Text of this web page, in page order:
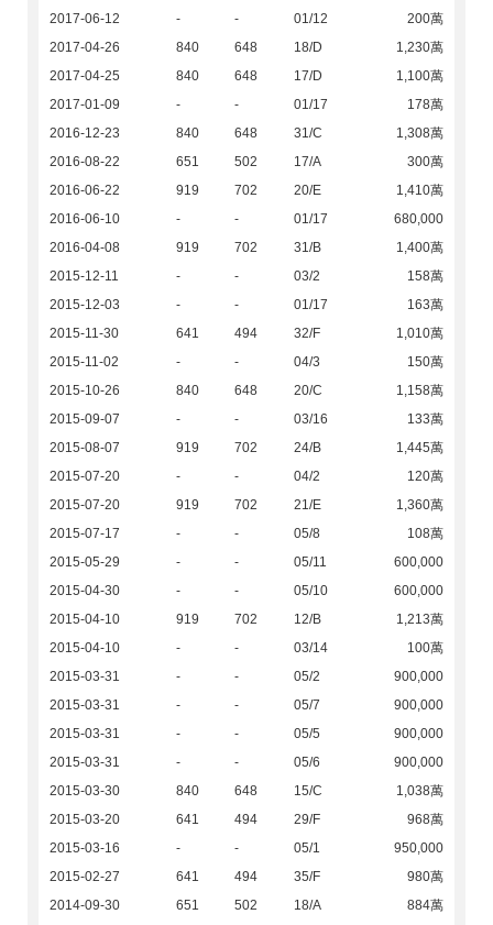
2017-06-12
- - 01/12
200萬
2017-04-26
840 648 18/D
1,230萬
2017-04-25
840 648 17/D
1,100萬
2017-01-09
- - 01/17
178萬
2016-12-23
840 648 31/C
1,308萬
2016-08-22
651 502 17/A
300萬
2016-06-22
919 702 20/E
1,410萬
2016-06-10
- - 01/17
680,000
2016-04-08
919 702 31/B
1,400萬
2015-12-11
- - 03/2
158萬
2015-12-03
- - 01/17
163萬
2015-11-30
641 494 32/F
1,010萬
2015-11-02
- - 04/3
150萬
2015-10-26
840 648 20/C
1,158萬
2015-09-07
- - 03/16
133萬
2015-08-07
919 702 24/B
1,445萬
2015-07-20
- - 04/2
120萬
2015-07-20
919 702 21/E
1,360萬
2015-07-17
- - 05/8
108萬
2015-05-29
- - 05/11
600,000
2015-04-30
- - 05/10
600,000
2015-04-10
919 702 12/B
1,213萬
2015-04-10
- - 03/14
100萬
2015-03-31
- - 05/2
900,000
2015-03-31
- - 05/7
900,000
2015-03-31
- - 05/5
900,000
2015-03-31
- - 05/6
900,000
2015-03-30
840 648 15/C
1,038萬
2015-03-20
641 494 29/F
968萬
2015-03-16
- - 05/1
950,000
2015-02-27
641 494 35/F
980萬
2014-09-30
651 502 18/A
884萬